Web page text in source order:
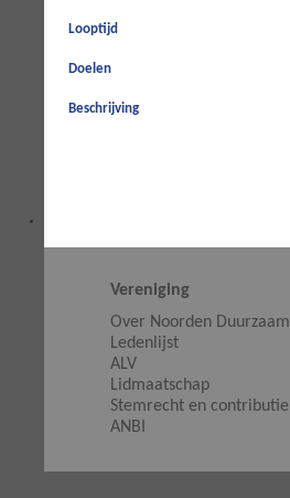
Looptijd
Doelen
Beschrijving
Vereniging
Over Noorden Duurzaam
Ledenlijst
ALV
Lidmaatschap
Stemrecht en contributie
ANBI